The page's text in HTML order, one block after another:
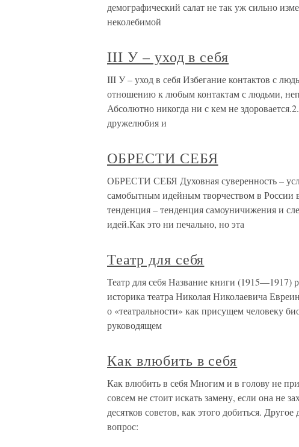
демографический салат не так уж сильно
неколебимой
III У – уход в себя
III У – уход в себя Избегание контактов с
отношению к любым контактам с людьми,
Абсолютно никогда ни с кем не
дружелюбия и
ОБРЕСТИ СЕБЯ
ОБРЕСТИ СЕБЯ Духовная суверенность –
самобытным идейным творчеством в России
тенденция – тенденция самоуничижения и
идей.Как это ни печально, но эта
Театр для себя
Театр для себя Название книги (1915—1917)
историка театра Николая Николаевича
о «театральности» как присущем человеку
руководящем
Как влюбить в себя
Как влюбить в себя Многим и в голову не
совсем не стоит искать замену, если она не
десятков советов, как этого добиться.
вопрос: